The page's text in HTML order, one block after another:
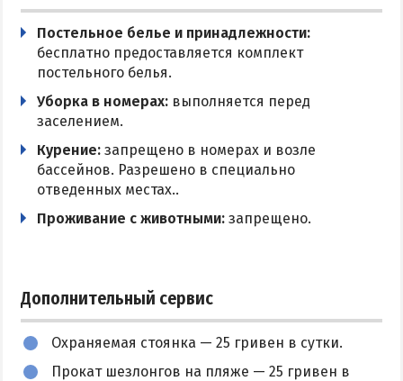
Постельное белье и принадлежности:
бесплатно предоставляется комплект
постельного белья.
Уборка в номерах: выполняется перед
заселением.
Курение: запрещено в номерах и возле
бассейнов. Разрешено в специально
отведенных местах..
Проживание с животными: запрещено.
Дополнительный сервис
Охраняемая стоянка — 25 гривен в сутки.
Прокат шезлонгов на пляже — 25 гривен в